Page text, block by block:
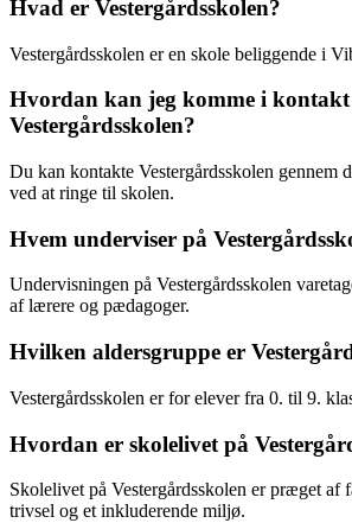
Hvad er Vestergårdsskolen?
Vestergårdsskolen er en skole beliggende i
Hvordan kan jeg komme i kontakt
Vestergårdsskolen?
Du kan kontakte Vestergårdsskolen gennem
ved at ringe til skolen.
Hvem underviser på
Undervisningen på Vestergårdsskolen
af lærere og pædagoger.
Hvilken aldersgruppe er
Vestergårdsskolen er for elever fra 0. til 9.
Hvordan er skolelivet på
Skolelivet på Vestergårdsskolen er præget af
trivsel og et inkluderende miljø.